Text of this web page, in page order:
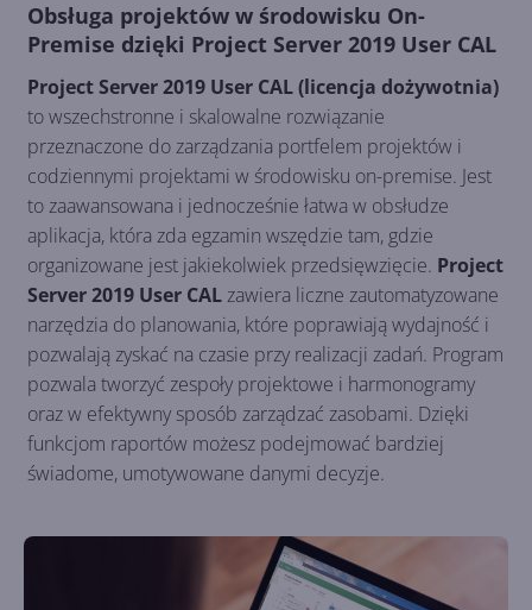
Obsługa projektów w środowisku On-
Premise dzięki Project Server 2019 User CAL
Project Server 2019 User CAL (licencja dożywotnia)
to wszechstronne i skalowalne rozwiązanie
przeznaczone do zarządzania portfelem projektów i
codziennymi projektami w środowisku on-premise. Jest
to zaawansowana i jednocześnie łatwa w obsłudze
aplikacja, która zda egzamin wszędzie tam, gdzie
organizowane jest jakiekolwiek przedsięwzięcie. Project
Server 2019 User CALzawiera liczne zautomatyzowane
narzędzia do planowania, które poprawiają wydajność i
pozwalają zyskać na czasie przy realizacji zadań. Program
pozwala tworzyć zespoły projektowe i harmonogramy
oraz w efektywny sposób zarządzać zasobami. Dzięki
funkcjom raportów możesz podejmować bardziej
świadome, umotywowane danymi decyzje.